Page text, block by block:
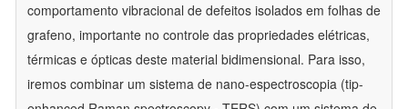
comportamento vibracional de defeitos isolados em folhas de
grafeno, importante no controle das propriedades elétricas,
térmicas e ópticas deste material bidimensional. Para isso,
iremos combinar um sistema de nano-espectroscopia (tip-